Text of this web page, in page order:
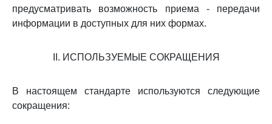
предусматривать возможность приема - передачи
информации в доступных для них формах.
II. ИСПОЛЬЗУЕМЫЕ СОКРАЩЕНИЯ
В настоящем стандарте используются следующие
сокращения: